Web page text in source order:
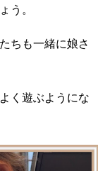
う。
ちも一緒に娘さ
く遊ぶようにな